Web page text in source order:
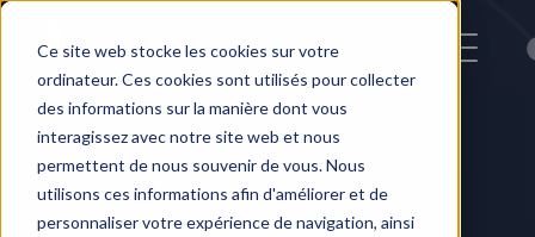
Ce site web stocke les cookies sur votre
ordinateur. Ces cookies sont utilisés pour collecter
des informations sur la manière dont vous
interagissez avec notre site web et nous
permettent de nous souvenir de vous. Nous
utilisons ces informations afin d'améliorer et de
personnaliser votre expérience de navigation, ainsi